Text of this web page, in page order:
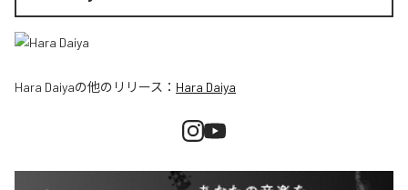
Hara Daiyaの他のリリース： Hara Daiya